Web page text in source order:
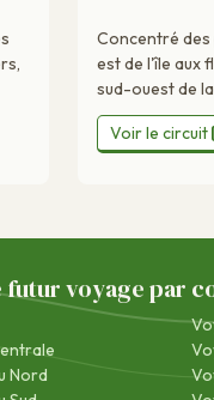
Concentré des
est de l'île aux
sud-ouest de
Voir le circuit
voyage par
Nord